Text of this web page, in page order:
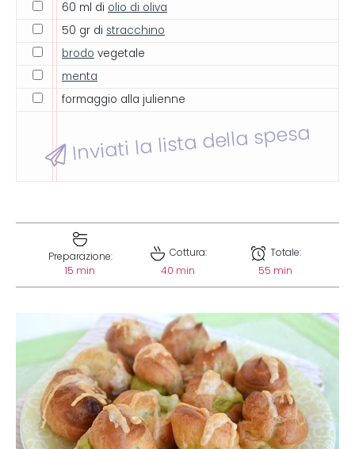
60 ml di olio di oliva
50 gr di stracchino
brodo vegetale
menta
formaggio alla julienne
Inviati la lista della spesa
Preparazione:
15 min
Cottura:
40 min
Totale:
55 min